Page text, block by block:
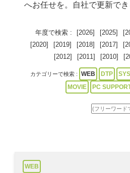
へお任せを。自社で更新で
年度で検索 : [2026] [2025]
[2020]
[2019] [2018] [2017]
[2012]
[2011] [2010]
カテゴリーで検索 : WEB DTP
MOVIE
PC
WEB